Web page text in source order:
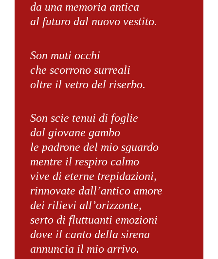
da una memoria antica
al futuro dal nuovo vestito.
Son muti occhi
che scorrono surreali
oltre il vetro del riserbo.
Son scie tenui di foglie
dal giovane gambo
le padrone del mio sguardo
mentre il respiro calmo
vive di eterne trepidazioni,
rinnovate dall’antico amore
dei rilievi all’orizzonte,
serto di fluttuanti emozioni
dove il canto della sirena
annuncia il mio arrivo.